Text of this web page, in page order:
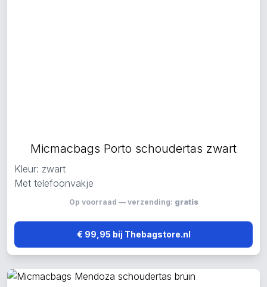
Micmacbags Porto schoudertas zwart
Kleur: zwart
Met telefoonvakje
Op voorraad — verzending: gratis
€ 99,95 bij Thebagstore.nl